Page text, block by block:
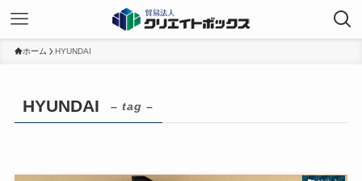
ホーム HYUNDAI
HYUNDAI – tag –